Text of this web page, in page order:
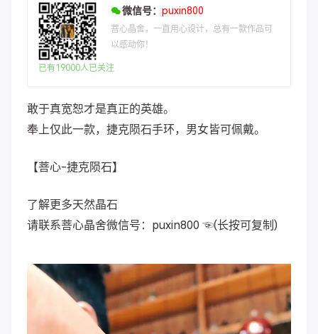
微信号： puxin800
菩心晶舍，一直用心设计，总有一款作品可
以感动你！
已有19000人已关注
敢于真宽恕才是真正的英雄。
奉上仅此一款，捷克陨石手环，男女皆可佩戴。
【菩心-捷克陨石】
了解更多天然晶石
请联系菩心晶舍微信号：puxin800 ☜(长按可复制)